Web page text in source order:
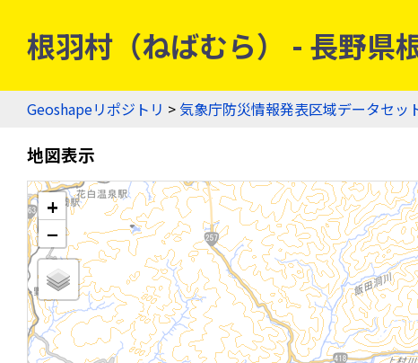
根羽村（ねばむら） - 長野県
Geoshapeリポジトリ >気象庁防災情報発表区域データセッ
地図表示
+
−